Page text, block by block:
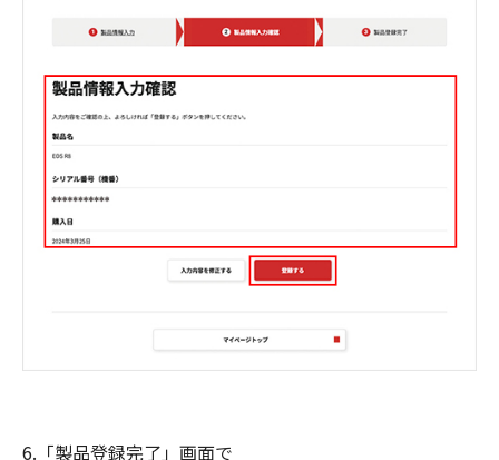
6.「製品登録完了」画面で